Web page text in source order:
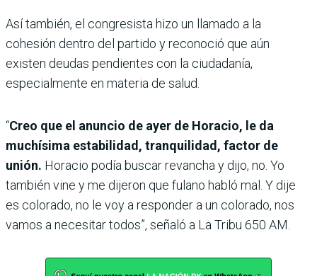
Así también, el congresista hizo un llamado a la
cohesión dentro del partido y reconoció que aún
existen deudas pendientes con la ciudadanía,
especialmente en materia de salud.
“Creo que el anuncio de ayer de Horacio, le da
muchísima estabilidad, tranquilidad, factor de
unión. Horacio podía buscar revancha y dijo, no. Yo
también vine y me dijeron que fulano habló mal. Y dije
es colorado, no le voy a responder a un colorado, nos
vamos a necesitar todos”, señaló a La Tribu 650 AM.